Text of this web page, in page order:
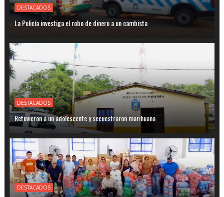
DESTACADOS
La Policía investiga el robo de dinero a un cambista
DESTACADOS
Retuvieron a un adolescente y secuestraron marihuana
DESTACADOS